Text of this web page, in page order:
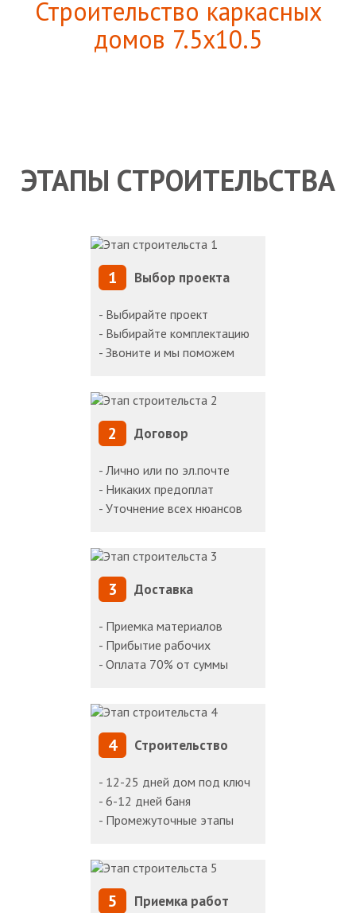
Строительство каркасных
домов 7.5х10.5
ЭТАПЫ СТРОИТЕЛЬСТВА
1 Выбор проекта
- Выбирайте проект
- Выбирайте комплектацию
- Звоните и мы поможем
2 Договор
- Лично или по эл.почте
- Никаких предоплат
- Уточнение всех нюансов
3 Доставка
- Приемка материалов
- Прибытие рабочих
- Оплата 70% от суммы
4 Строительство
- 12-25 дней дом под ключ
- 6-12 дней баня
- Промежуточные этапы
5 Приемка работ